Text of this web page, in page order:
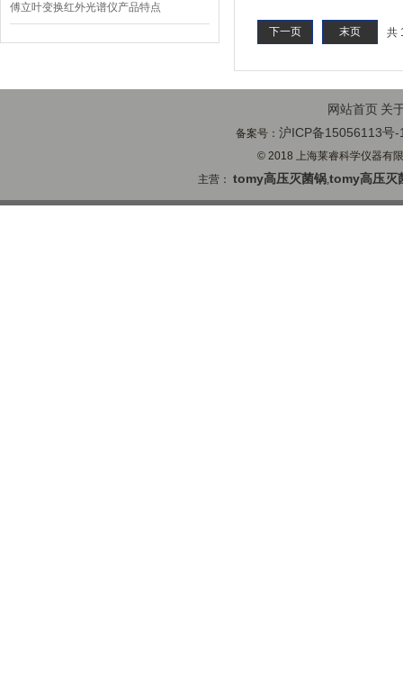
傅立叶变换红外光谱仪产品特点
共
下一页 末页
网站首页 关
备案号：沪ICP备15056113号-
© 2018 上海莱睿科学仪器有
主营：tomy高压灭菌锅,tomy高压灭